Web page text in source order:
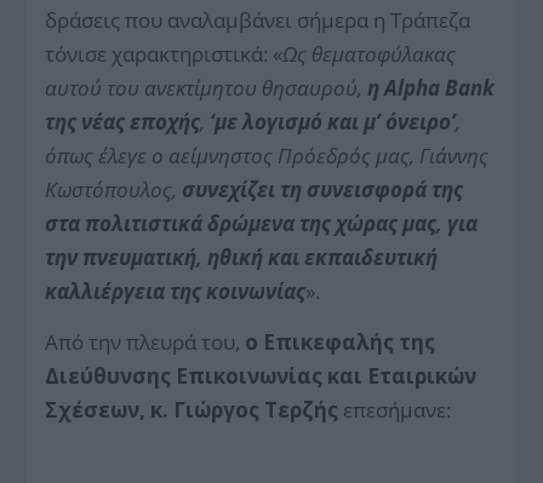
δράσεις που αναλαμβάνει σήμερα η Τράπεζα
τόνισε χαρακτηριστικά: «Ως θεματοφύλακας
αυτού του ανεκτίμητου θησαυρού,η Alpha Bank
της νέας εποχής, ‘με λογισμό και μ’ όνειρο’,
όπως έλεγε ο αείμνηστος Πρόεδρός μας, Γιάννης
Κωστόπουλος, συνεχίζει τη συνεισφορά της
στα πολιτιστικά δρώμενα της χώρας μας, για
την πνευματική, ηθική και εκπαιδευτική
καλλιέργεια της κοινωνίας».
Από την πλευρά του, ο Επικεφαλής της
Διεύθυνσης Επικοινωνίας και Εταιρικών
Σχέσεων, κ. Γιώργος Τερζής επεσήμανε: